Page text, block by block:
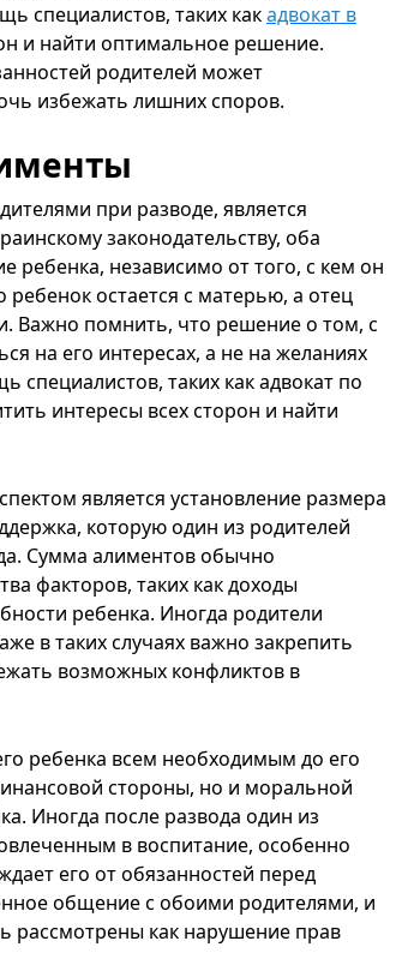
специалистов, таких какадвокат в
и найти оптимальное решение.
родителей может
избежать лишних споров.
при разводе, является
законодательству, оба
ребенка, независимо от того, с кем он
остается с матерью, а отец
Важно помнить, что решение о том, с
на его интересах, а не на желаниях
специалистов, таких как адвокат по
интересы всех сторон и найти
является установление размера
которую один из родителей
Сумма алиментов обычно
факторов, таких как доходы
ребенка. Иногда родители
в таких случаях важно закрепить
возможных конфликтов в
ребенка всем необходимым до его
стороны, но и моральной
Иногда после развода один из
в воспитание, особенно
его от обязанностей перед
общение с обоими родителями, и
рассмотрены как нарушение прав